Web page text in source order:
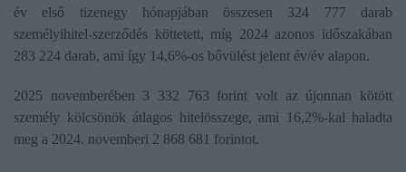
év első tizenegy hónapjában összesen 324 777 darab
személyihitel-szerződés köttetett, míg 2024 azonos időszakában
283 224 darab, ami így 14,6%-os bővülést jelent év/év alapon.
2025 novemberében 3 332 763 forint volt az újonnan kötött
személy kölcsönök átlagos hitelösszege, ami 16,2%-kal haladta
meg a 2024. novemberi 2 868 681 forintot.